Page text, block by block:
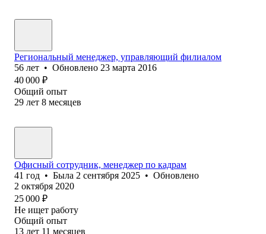
Региональный менеджер, управляющий филиалом
56 лет • Обновлено 23 марта 2016
40 000 ₽
Общий опыт
29 лет 8 месяцев
Офисный сотрудник, менеджер по кадрам
41 год • Была 2 сентября 2025 • Обновлено
2 октября 2020
25 000 ₽
Не ищет работу
Общий опыт
13 лет 11 месяцев